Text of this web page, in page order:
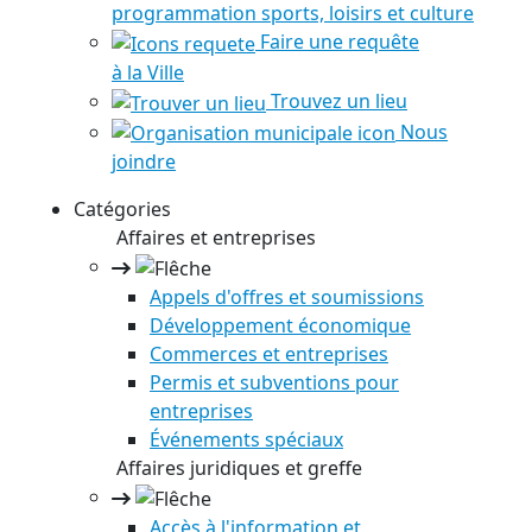
programmation sports, loisirs et culture
Faire une requête
à la Ville
Trouvez un lieu
Nous
joindre
Catégories
Affaires et entreprises
Appels d'offres et soumissions
Développement économique
Commerces et entreprises
Permis et subventions pour
entreprises
Événements spéciaux
Affaires juridiques et greffe